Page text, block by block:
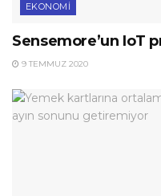
EKONOMI
Sensemore’un IoT
9 TEMMUZ 2020